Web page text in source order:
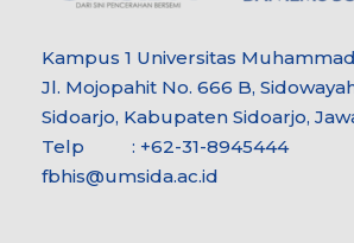
Kampus 1 Universitas
Jl. Mojopahit No. 666 B,
Sidoarjo, Kabupaten Sidoarjo,
Telp : +62-31-8945444
fbhis@umsida.ac.id